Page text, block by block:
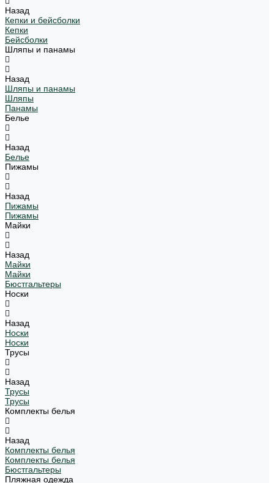
Назад
Кепки и бейсболки
Кепки
Бейсболки
Шляпы и панамы
Назад
Шляпы и панамы
Шляпы
Панамы
Белье
Назад
Белье
Пижамы
Назад
Пижамы
Пижамы
Майки
Назад
Майки
Майки
Бюстгальтеры
Носки
Назад
Носки
Носки
Трусы
Назад
Трусы
Трусы
Комплекты белья
Назад
Комплекты белья
Комплекты белья
Бюстгальтеры
Пляжная одежда